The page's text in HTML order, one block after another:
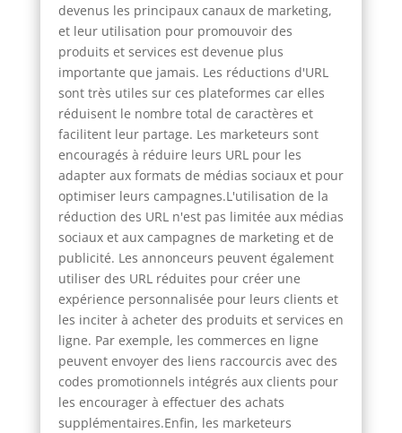
devenus les principaux canaux de marketing,
et leur utilisation pour promouvoir des
produits et services est devenue plus
importante que jamais. Les réductions d'URL
sont très utiles sur ces plateformes car elles
réduisent le nombre total de caractères et
facilitent leur partage. Les marketeurs sont
encouragés à réduire leurs URL pour les
adapter aux formats de médias sociaux et pour
optimiser leurs campagnes.L'utilisation de la
réduction des URL n'est pas limitée aux médias
sociaux et aux campagnes de marketing et de
publicité. Les annonceurs peuvent également
utiliser des URL réduites pour créer une
expérience personnalisée pour leurs clients et
les inciter à acheter des produits et services en
ligne. Par exemple, les commerces en ligne
peuvent envoyer des liens raccourcis avec des
codes promotionnels intégrés aux clients pour
les encourager à effectuer des achats
supplémentaires.Enfin, les marketeurs